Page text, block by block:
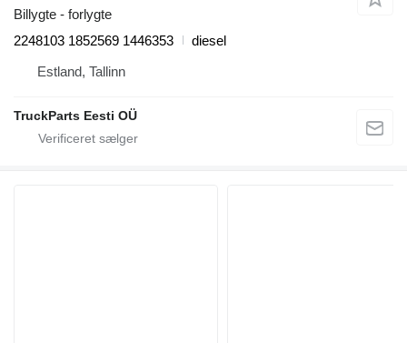
Billygte - forlygte
2248103 1852569 1446353
diesel
Estland, Tallinn
TruckParts Eesti OÜ